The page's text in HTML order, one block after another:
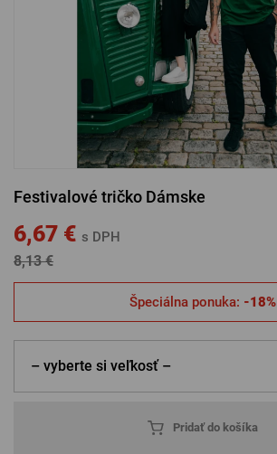
PRIHLÁSIŤ SA CEZ FACEBOOK
PRIHLÁSIŤ SA CEZ GOOGLE
Festivalové tričko Dámske
8,13 €
6,67 € s DPH
Špeciálna ponuka: -18%
– vyberte si veľkosť –
Pridať do košíka